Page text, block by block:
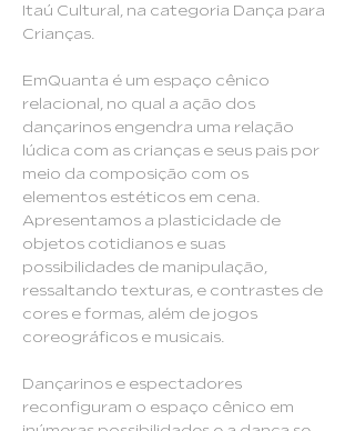
Itaú Cultural, na categoria Dança para
Crianças.
EmQuanta é um espaço cênico
relacional, no qual a ação dos
dançarinos engendra uma relação
lúdica com as crianças e seus pais por
meio da composição com os
elementos estéticos em cena.
Apresentamos a plasticidade de
objetos cotidianos e suas
possibilidades de manipulação,
ressaltando texturas, e contrastes de
cores e formas, além de jogos
coreográficos e musicais.
Dançarinos e espectadores
reconfiguram o espaço cênico em